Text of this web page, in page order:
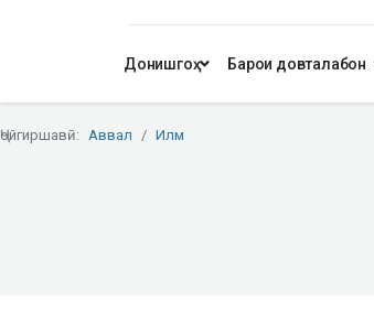
Донишгоҳ Барои довталабон
Ҷойгиршавӣ: Аввал Илм